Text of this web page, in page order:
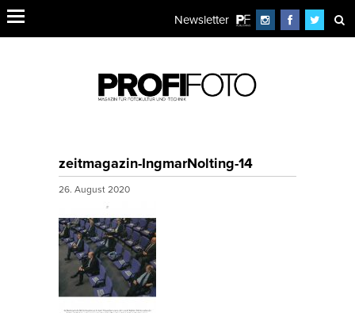
Newsletter
zeitmagazin-IngmarNolting-14
26. August 2020